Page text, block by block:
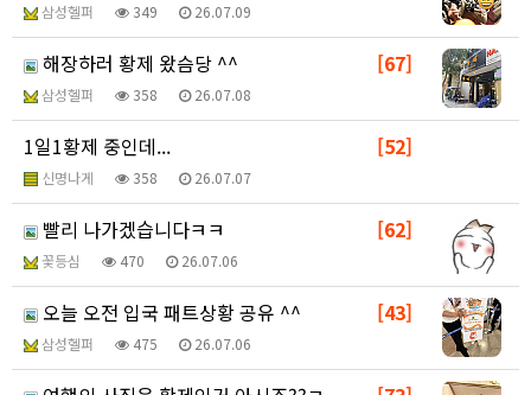
삼성헬퍼 349 26.07.09
[67]
해장하러 황제 왔슴당 ^^
삼성헬퍼 358 26.07.08
[52]
1일1황제 중인데...
신명나게 358 26.07.07
[62]
빨리 나가겠습니다ㅋㅋ
꽃등심 470 26.07.06
[43]
오늘 오전 입국 패트상황 공유 ^^
삼성헬퍼 475 26.07.06